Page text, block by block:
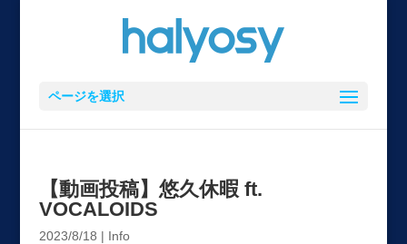
ページを選択
【動画投稿】悠久休暇 ft.
VOCALOIDS
2023/8/18 | Info